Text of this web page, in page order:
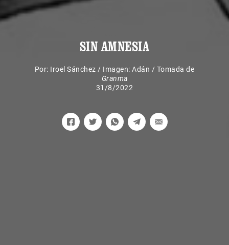
SIN AMNESIA
Por: Iroel Sánchez / Imagen: Adán / Tomada de
Granma
31/8/2022